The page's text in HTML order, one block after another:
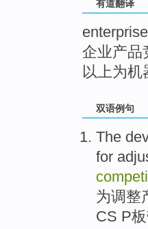
有道翻译
企业产品
以上为
双语例句
The
for
为调整
CS P板